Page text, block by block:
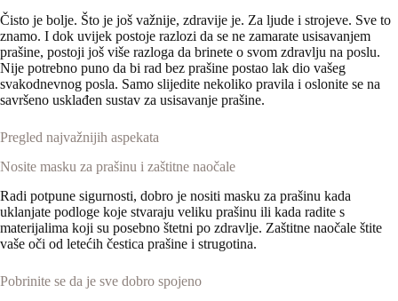
Čisto je bolje. Što je još važnije, zdravije je. Za ljude i strojeve. Sve to
znamo. I dok uvijek postoje razlozi da se ne zamarate usisavanjem
prašine, postoji još više razloga da brinete o svom zdravlju na poslu.
Nije potrebno puno da bi rad bez prašine postao lak dio vašeg
svakodnevnog posla. Samo slijedite nekoliko pravila i oslonite se na
savršeno usklađen sustav za usisavanje prašine.
Pregled najvažnijih aspekata
Nosite masku za prašinu i zaštitne naočale
Radi potpune sigurnosti, dobro je nositi masku za prašinu kada
uklanjate podloge koje stvaraju veliku prašinu ili kada radite s
materijalima koji su posebno štetni po zdravlje. Zaštitne naočale štite
vaše oči od letećih čestica prašine i strugotina.
Pobrinite se da je sve dobro spojeno